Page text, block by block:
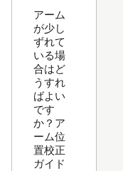
アーム
が少し
ずれて
いる場
合はど
うすれ
ばよい
です
か？ア
ーム位
置校正
ガイド